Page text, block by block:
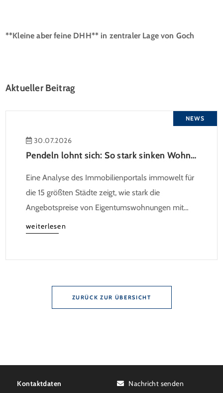
**Kleine aber feine DHH** in zentraler Lage von Goch
Aktueller Beitrag
NEWS
30.07.2026
Pendeln lohnt sich: So stark sinken Wohnungspreise im Umland
Eine Analyse des Immobilienportals immowelt für
die 15 größten Städte zeigt, wie stark die
Angebotspreise von Eigentumswohnungen mit
zunehmender Entfernung sinken:
weiterlesen
ZURÜCK ZUR ÜBERSICHT
Kontaktdaten Nachricht senden